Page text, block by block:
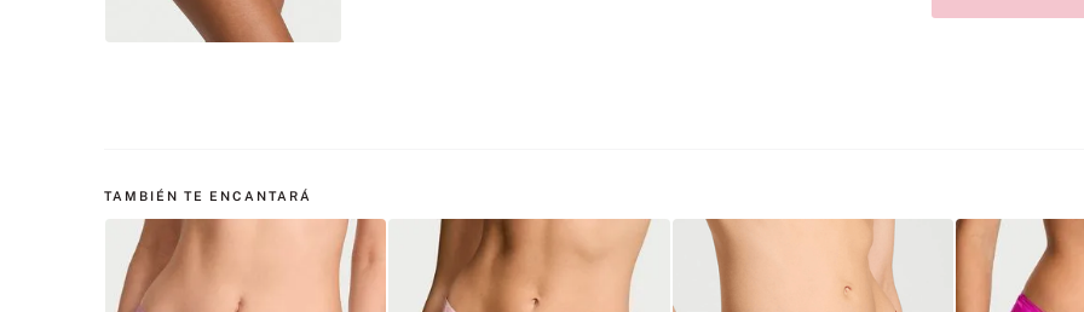
TAMBIÉN TE ENCANTARÁ